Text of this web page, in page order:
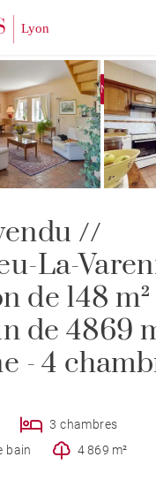
VENDU PAR BARNES
//
La-
de 148 m²
de 4869
- 4
3 chambres
bain
4 869 m²